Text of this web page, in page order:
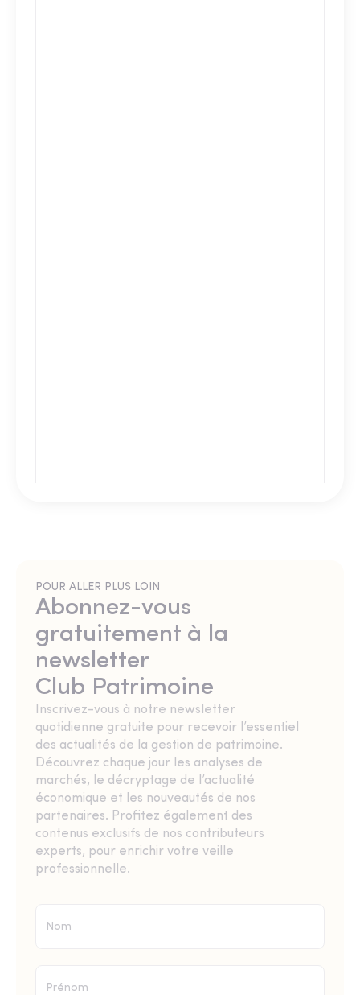
POUR ALLER PLUS LOIN
Abonnez-vous
gratuitement à la
newsletter
Club Patrimoine
Inscrivez-vous à notre newsletter
quotidienne gratuite pour recevoir l’essentiel
des actualités de la gestion de patrimoine.
Découvrez chaque jour les analyses de
marchés, le décryptage de l’actualité
économique et les nouveautés de nos
partenaires. Profitez également des
contenus exclusifs de nos contributeurs
experts, pour enrichir votre veille
professionnelle.